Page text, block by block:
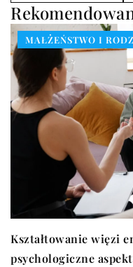
MAŁŻEŃSTWO I
Kształtowanie więzi
psychologiczne